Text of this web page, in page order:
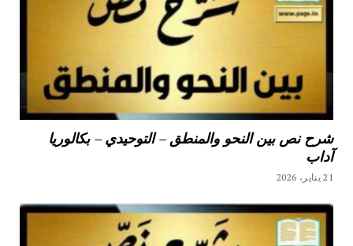
شرح نص بين النحو والمنطق – التوحيدي – بكالوريا
آداب
21 يناير، 2026